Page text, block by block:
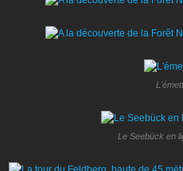
Le Seebück en